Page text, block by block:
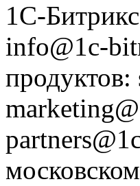
1С-Битрикс
info@1c-
продуктов: